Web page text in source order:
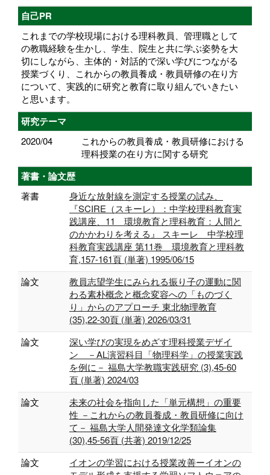
自己PR
これまでの学校現場における理科教員、管理職として
の教職経験を生かし、学生、院生と共に学ぶ姿勢を大
切にしながら、主体的・対話的で深い学びにつながる
授業づくり、これからの教員養成・教員研修の在り方
について、実践的に研究と教育に取り組んでいきたい
と思います。
研究テーマ
2020/04
これからの教員養成・教員研修における
理科授業の在り方に関する研究
著書・論文歴
著書
身近な放射線を測定する授業の試み、
『SCIRE（スキーレ）：中学校理科教育実
践講座、11 環境教育と理科教育：人間と
のかかわりを考える』 スキーレ 中学校理
科教育実践講座 第11巻 環境教育と理科教
育,157-161頁 (単著) 1995/06/15
論文
教員志望学生にみられる振り子の運動に関
わる素朴概念と概念変容への「ものづく
り」からのアプローチ 東北物理教育
(35),22-30頁 (単著) 2026/03/31
論文
深い学びの実現をめざす理科授業デザイ
ン －AL演習科目「物理科学」の授業実践
を例に－ 福島大学教職実践研究 (3),45-60
頁 (単著) 2024/03
論文
未来の社会を指向した「単元構想」の重要
性 －これからの教員養成・教員研修に向け
て－ 福島大学人間発達文化学類論集
(30),45-56頁 (共著) 2019/12/25
論文
イオンの学習における授業改善ーイオンの